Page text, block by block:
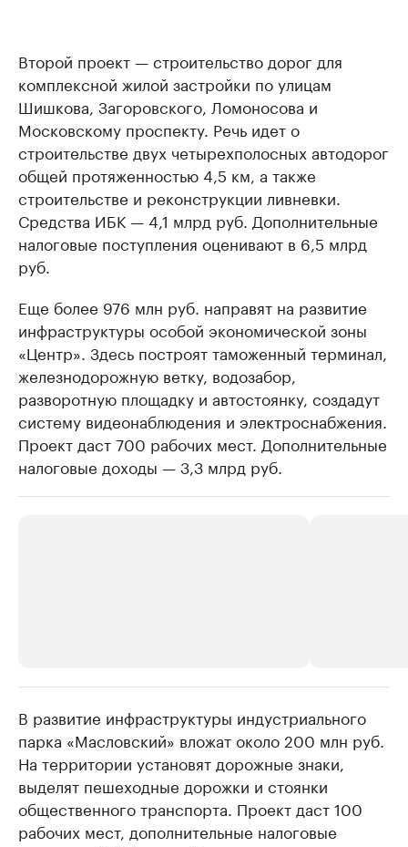
Второй проект — строительство дорог для
комплексной жилой застройки по улицам
Шишкова, Загоровского, Ломоносова и
Московскому проспекту. Речь идет о
строительстве двух четырехполосных автодорог
общей протяженностью 4,5 км, а также
строительстве и реконструкции ливневки.
Средства ИБК — 4,1 млрд руб. Дополнительные
налоговые поступления оценивают в 6,5 млрд
руб.
Еще более 976 млн руб. направят на развитие
инфраструктуры особой экономической зоны
«Центр». Здесь построят таможенный терминал,
железнодорожную ветку, водозабор,
разворотную площадку и автостоянку, создадут
систему видеонаблюдения и электроснабжения.
Проект даст 700 рабочих мест. Дополнительные
налоговые доходы — 3,3 млрд руб.
Делитесь новостями бизнеса на РБК
Управляйте страницей компании и развивайте личные
Крупнейшие
продавцы
Ознакомьтесь с
В развитие инфраструктуры индустриального
парка «Масловский» вложат около 200 млн руб.
На территории установят дорожные знаки,
выделят пешеходные дорожки и стоянки
общественного транспорта. Проект даст 100
рабочих мест, дополнительные налоговые